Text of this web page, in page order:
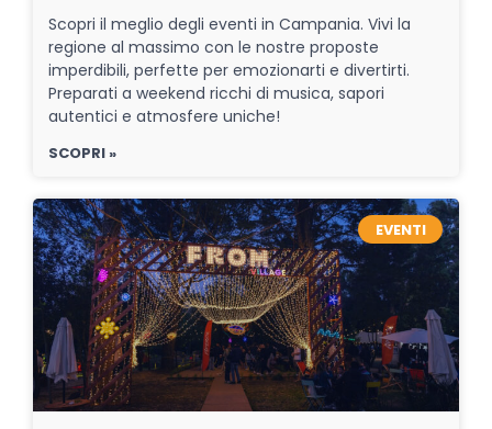
Scopri il meglio degli eventi in Campania. Vivi la
regione al massimo con le nostre proposte
imperdibili, perfette per emozionarti e divertirti.
Preparati a weekend ricchi di musica, sapori
autentici e atmosfere uniche!
SCOPRI »
EVENTI